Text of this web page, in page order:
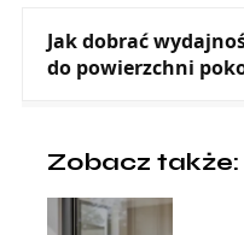
Jak dobrać
do powierzchni
Zobacz także: